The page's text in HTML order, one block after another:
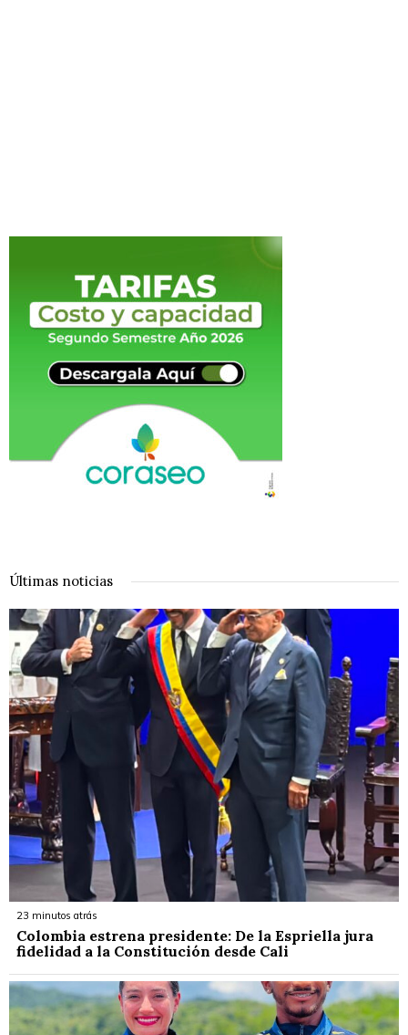
Últimas noticias
23 minutos atrás
Colombia estrena presidente: De la Espriella jura
fidelidad a la Constitución desde Cali